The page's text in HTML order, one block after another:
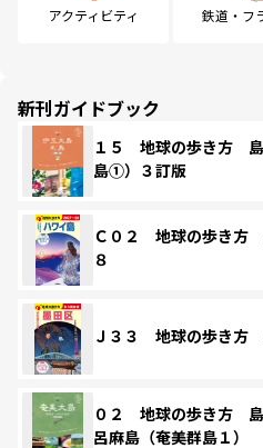
アクティビティ 鉄道・フ
新刊ガイドブック
１５ 地球の歩き方
島①）３訂版
Ｃ０２ 地球の歩き方
８
Ｊ３３ 地球の歩き方
０２ 地球の歩き方
呂麻島（奄美群島１）